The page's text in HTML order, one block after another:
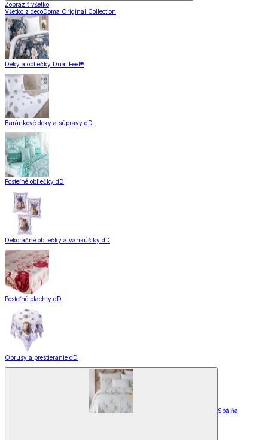
Zobraziť všetko
Všetko z decoDoma Original Collection
Deky a obliečky Dual Feel®
Baránkové deky a súpravy dD
Posteľné obliečky dD
Dekoračné obliečky a vankúšiky dD
Posteľné plachty dD
Obrusy a prestieranie dD
Spálňa